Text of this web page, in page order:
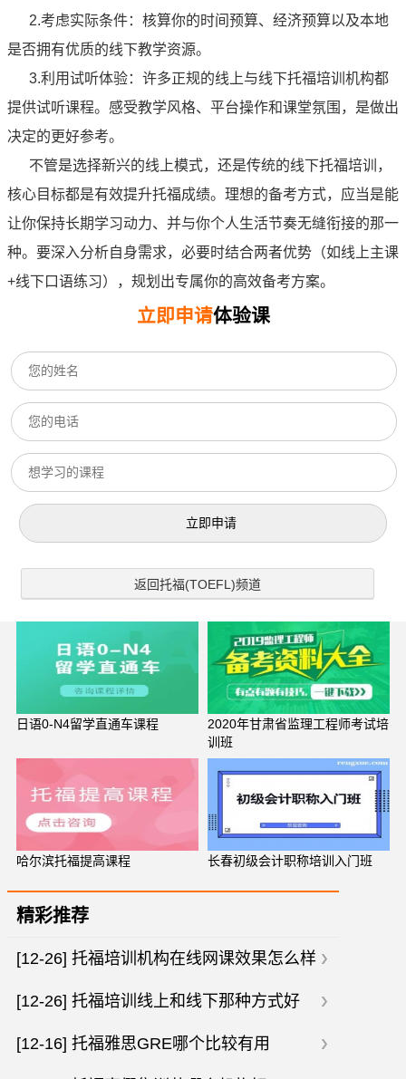
2.考虑实际条件：核算你的时间预算、经济预算以及本地
是否拥有优质的线下教学资源。
3.利用试听体验：许多正规的线上与线下托福培训机构都
提供试听课程。感受教学风格、平台操作和课堂氛围，是做出
决定的更好参考。
不管是选择新兴的线上模式，还是传统的线下托福培训，
核心目标都是有效提升托福成绩。理想的备考方式，应当是能
让你保持长期学习动力、并与你个人生活节奏无缝衔接的那一
种。要深入分析自身需求，必要时结合两者优势（如线上主课
+线下口语练习），规划出专属你的高效备考方案。
立即申请体验课
返回托福(TOEFL)频道
日语0-N4留学直通车课程
2020年甘肃省监理工程师考试培
训班
哈尔滨托福提高课程 长春初级会计职称培训入门班
精彩推荐
[12-26] 托福培训机构在线网课效果怎么样
[12-26] 托福培训线上和线下那种方式好
[12-16] 托福雅思GRE哪个比较有用